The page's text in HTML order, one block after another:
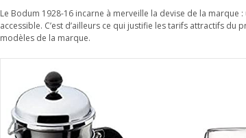
Le Bodum 1928-16 incarne à merveille la devise de la marque
accessible. C’est d’ailleurs ce qui justifie les tarifs attractifs du
modèles de la marque.